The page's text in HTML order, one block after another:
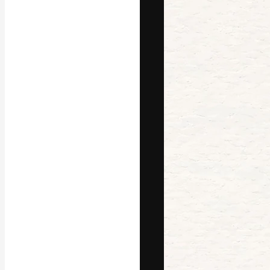
migliori lavori.
creativi,